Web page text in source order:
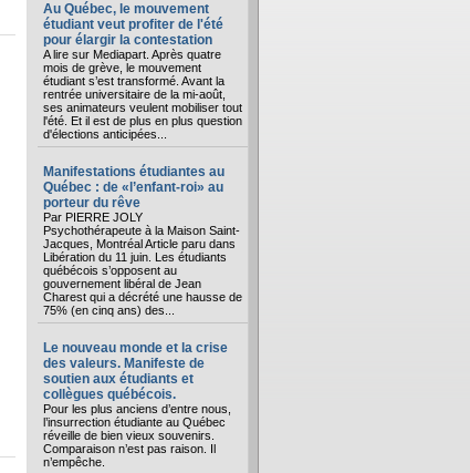
Au Québec, le mouvement
étudiant veut profiter de l'été
pour élargir la contestation
A lire sur Mediapart. Après quatre
mois de grève, le mouvement
étudiant s’est transformé. Avant la
rentrée universitaire de la mi-août,
ses animateurs veulent mobiliser tout
l'été. Et il est de plus en plus question
d'élections anticipées...
Manifestations étudiantes au
Québec : de «l’enfant-roi» au
porteur du rêve
Par PIERRE JOLY
Psychothérapeute à la Maison Saint-
Jacques, Montréal Article paru dans
Libération du 11 juin. Les étudiants
québécois s’opposent au
gouvernement libéral de Jean
Charest qui a décrété une hausse de
75% (en cinq ans) des...
Le nouveau monde et la crise
des valeurs. Manifeste de
soutien aux étudiants et
collègues québécois.
Pour les plus anciens d’entre nous,
l’insurrection étudiante au Québec
réveille de bien vieux souvenirs.
Comparaison n’est pas raison. Il
n’empêche.